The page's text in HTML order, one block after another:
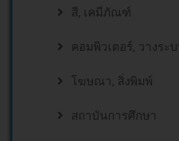
สี, เคมีภัณฑ์
คอมพิวเตอร์, วางระ
โฆษณา, สิ่งพิมพ์
สถาบันการศึกษา